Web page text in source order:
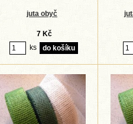
juta obyč
7 Kč
ks